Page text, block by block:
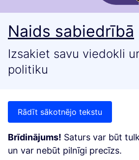
Naids sabiedrībā
Izsakiet savu viedokli
politiku
Rādīt sākotnējo tekstu
Brīdinājums! Saturs var būt
un var nebūt pilnīgi precīzs.